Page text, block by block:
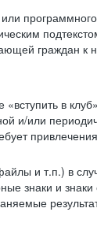
граждан
в
и/или
и т.п.) в
знаки и